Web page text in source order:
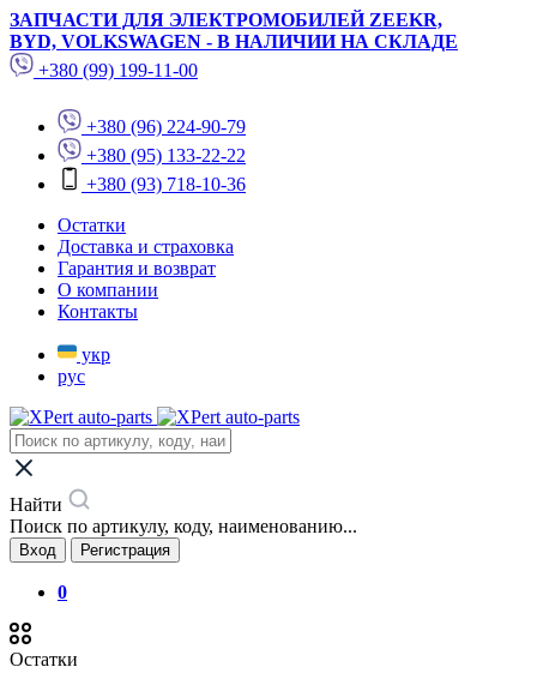
ЗАПЧАСТИ ДЛЯ ЭЛЕКТРОМОБИЛЕЙ ZEEKR,
BYD, VOLKSWAGEN - В НАЛИЧИИ НА СКЛАДЕ
+380 (99) 199-11-00
+380 (96) 224-90-79
+380 (95) 133-22-22
+380 (93) 718-10-36
Остатки
Доставка и страховка
Гарантия и возврат
О компании
Контакты
укр
рус
Найти
Поиск по артикулу, коду, наименованию...
Вход Регистрация
0
Остатки